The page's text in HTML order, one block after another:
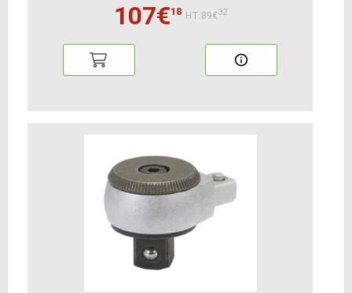
107€18 HT:89€32